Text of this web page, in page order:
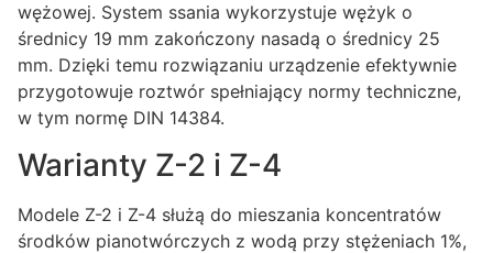
wężowej. System ssania wykorzystuje wężyk o
średnicy 19 mm zakończony nasadą o średnicy 25
mm. Dzięki temu rozwiązaniu urządzenie efektywnie
przygotowuje roztwór spełniający normy techniczne,
w tym normę DIN 14384.
Warianty Z-2 i Z-4
Modele Z-2 i Z-4 służą do mieszania koncentratów
środków pianotwórczych z wodą przy stężeniach 1%,